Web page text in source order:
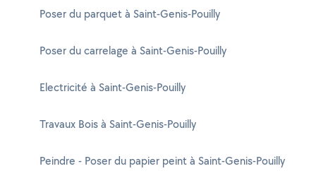
Poser du parquet à Saint-Genis-Pouilly
Poser du carrelage à Saint-Genis-Pouilly
Electricité à Saint-Genis-Pouilly
Travaux Bois à Saint-Genis-Pouilly
Peindre - Poser du papier peint à Saint-Genis-Pouilly